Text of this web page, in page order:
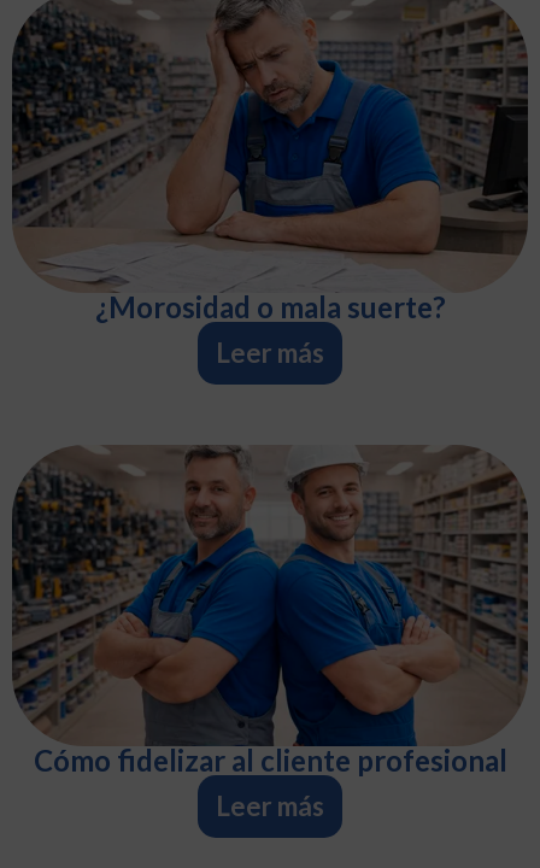
¿Morosidad o mala suerte?
Leer más
Cómo fidelizar al cliente profesional
Leer más